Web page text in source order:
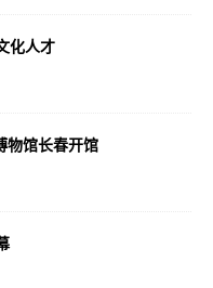
化人才
物馆长春开馆